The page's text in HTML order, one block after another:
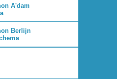
A'dam
Berlijn